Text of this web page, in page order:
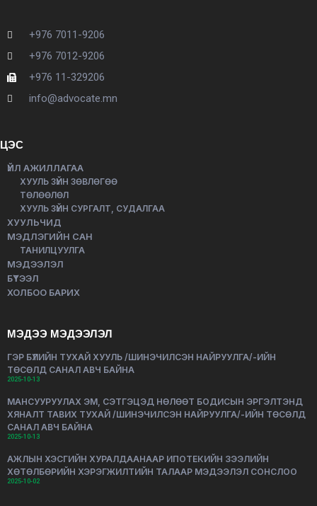
+976 7011-9206
+976 7012-9206
+976 11-329206
info@advocate.mn
ЦЭС
ҮЙЛ АЖИЛЛАГАА
ХУУЛЬ ЗҮЙН ЗӨВЛӨГӨӨ
ТӨЛӨӨЛӨЛ
ХУУЛЬ ЗҮЙН СУРГАЛТ, СУДАЛГАА
ХУУЛЬЧИД
МЭДЛЭГИЙН САН
ТАНИЛЦУУЛГА
МЭДЭЭЛЭЛ
БҮТЭЭЛ
ХОЛБОО БАРИХ
МЭДЭЭ МЭДЭЭЛЭЛ
ГЭР БҮЛИЙН ТУХАЙ ХУУЛЬ /ШИНЭЧИЛСЭН НАЙРУУЛГА/-ИЙН
ТӨСӨЛД САНАЛ АВЧ БАЙНА
2025-10-13
МАНСУУРУУЛАХ ЭМ, СЭТГЭЦЭД НӨЛӨӨТ БОДИСЫН ЭРГЭЛТЭНД
ХЯНАЛТ ТАВИХ ТУХАЙ /ШИНЭЧИЛСЭН НАЙРУУЛГА/-ИЙН ТӨСӨЛД
САНАЛ АВЧ БАЙНА
2025-10-13
АЖЛЫН ХЭСГИЙН ХУРАЛДААНААР ИПОТЕКИЙН ЗЭЭЛИЙН
ХӨТӨЛБӨРИЙН ХЭРЭГЖИЛТИЙН ТАЛААР МЭДЭЭЛЭЛ СОНСЛОО
2025-10-02